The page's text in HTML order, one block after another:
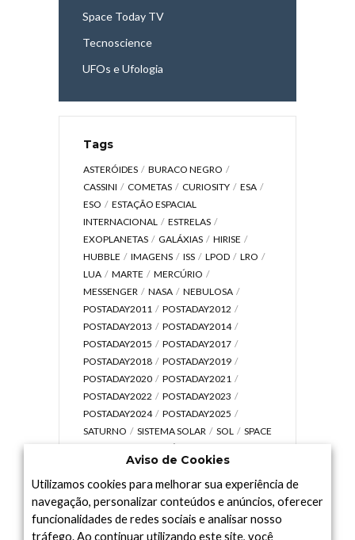
Space Today TV
Tecnoscience
UFOs e Ufologia
Tags
ASTERÓIDES
BURACO NEGRO
CASSINI
COMETAS CURIOSITY
ESA
ESO
ESTAÇÃO ESPACIAL
INTERNACIONAL
ESTRELAS
EXOPLANETAS
GALÁXIAS
HIRISE
HUBBLE
IMAGENS ISS LPOD
LRO
LUA
MARTE
MERCÚRIO
MESSENGER
NASA
NEBULOSA
POSTADAY2011
POSTADAY2012
POSTADAY2013
POSTADAY2014
POSTADAY2015
POSTADAY2017
POSTADAY2018
POSTADAY2019
POSTADAY2020
POSTADAY2021
POSTADAY2022
POSTADAY2023
POSTADAY2024
POSTADAY2025
SATURNO
SISTEMA SOLAR SOL
SPACE
UNIVERSO
VÍDEO
Aviso de Cookies
Utilizamos cookies para melhorar sua experiência de
navegação, personalizar conteúdos e anúncios, oferecer
funcionalidades de redes sociais e analisar nosso
tráfego. Ao continuar utilizando este site, você